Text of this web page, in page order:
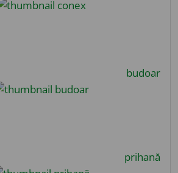
budoar
prihană